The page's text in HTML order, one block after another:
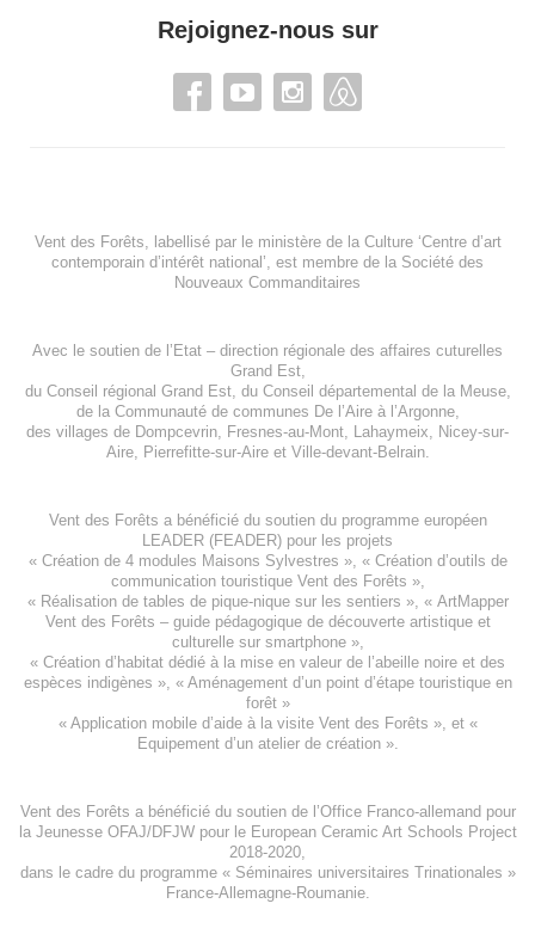
Rejoignez-nous sur
Vent des Forêts, labellisé par le ministère de la Culture ‘Centre d’art
contemporain d’intérêt national’, est membre de la Société des
Nouveaux Commanditaires
Avec le soutien de l’ Etat – direction régionale des affaires cuturelles
Grand Est,
du Conseil régional Grand Est, du Conseil départemental de la Meuse,
de la Communauté de communes De l’Aire à l’Argonne,
des villages de Dompcevrin Fresnes-au-Mont Lahaymeix
Nicey-sur-
Aire, Pierrefitte-sur-Aireet Ville-devant-Belrain.
Vent des Forêts a bénéficié du soutien du programme européen
LEADER (FEADER) pour les projets
« Création de 4 modules Maisons Sylvestres », « Création d’outils de
communication touristique Vent des Forêts »,
« Réalisation de tables de pique-nique sur les sentiers », « ArtMapper
Vent des Forêts – guide pédagogique de découverte artistique et
culturelle sur smartphone »,
« Création d’habitat dédié à la mise en valeur de l’abeille noire et des
espèces indigènes », « Aménagement d’un point d’étape touristique en
forêt»
« Application mobile d’aide à la visite Vent des Forêts », et «
Equipement d’un atelier de création».
Vent des Forêts a bénéficié du soutien de l’Office Franco-allemand pour
la Jeunesse OFAJ/DFJWpour leEuropean Ceramic Art Schools Project
2018-2020
dans le cadre du programme « Séminaires universitaires Trinationales »
France-Allemagne-Roumanie.